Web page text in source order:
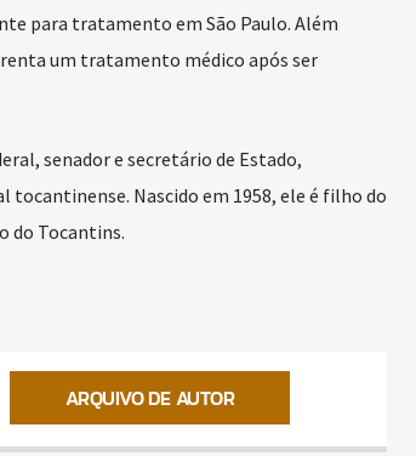
para tratamento em São Paulo. Além
um tratamento médico após ser
senador e secretário de Estado,
Nascido em 1958, ele é filho do
do Tocantins.
ARQUIVO DE AUTOR